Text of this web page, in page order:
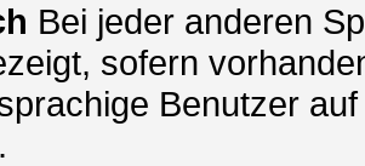
Bei jeder anderen
sofern
Benutzer